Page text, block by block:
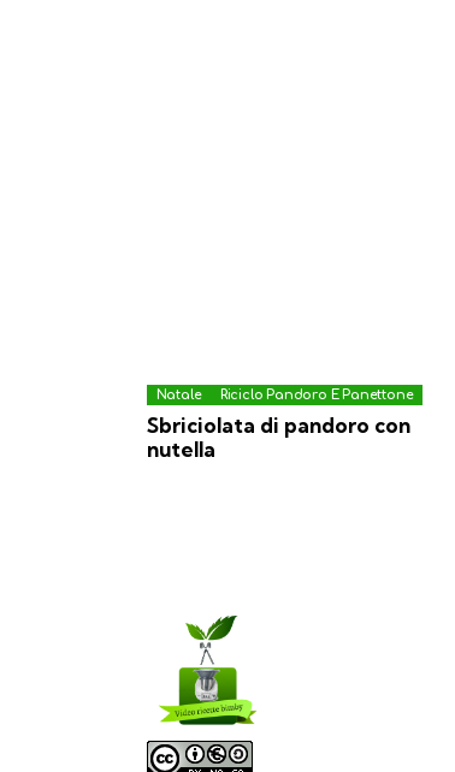
Natale Riciclo Pandoro E Panettone
Sbriciolata di pandoro con
nutella